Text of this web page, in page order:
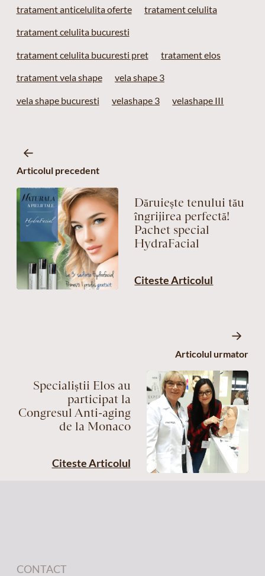
tratament anticelulita oferte tratament celulita
tratament celulita bucuresti
tratament celulita bucuresti pret tratament elos
tratament vela shape vela shape 3
vela shape bucuresti velashape 3 velashape III
Articolul precedent
Dăruiește tenului tău
îngrijirea perfectă!
Pachet special
HydraFacial
Citeste Articolul
Articolul urmator
Specialiștii Elos au
participat la
Congresul Anti-aging
de la Monaco
Citeste Articolul
CONTACT